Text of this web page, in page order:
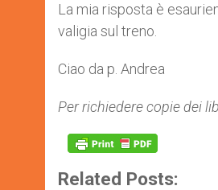
La mia risposta è
valigia sul treno.
Ciao da p. Andrea
Per richiedere copie dei
Related Posts: